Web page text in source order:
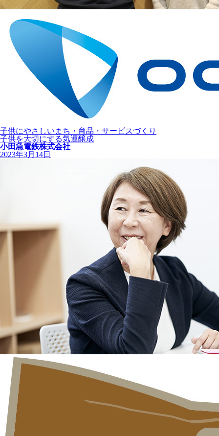
子供にやさしいまち・商品・サービスづくり
子供を大切にする気運醸成
小田急電鉄株式会社
2023年3月14日